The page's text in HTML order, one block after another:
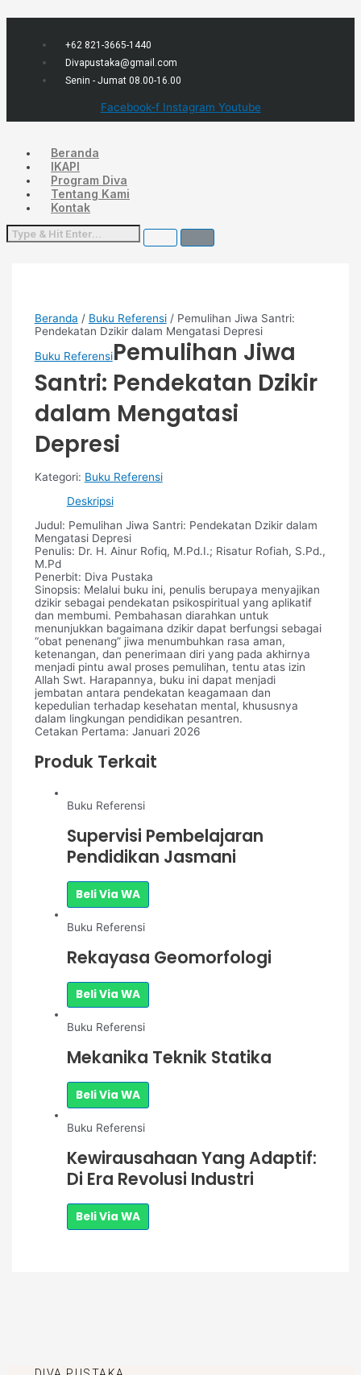
ke
+62 821-3665-1440
Divapustaka@gmail.com
Senin - Jumat 08.00-16.00
Facebook-f Instagram Youtube
Beranda
IKAPI
Program Diva
Tentang Kami
Kontak
Beranda / Buku Referensi/ Pemulihan Jiwa Santri:
Pendekatan Dzikir dalam Mengatasi Depresi
Buku ReferensiPemulihan Jiwa
Santri: Pendekatan Dzikir
dalam Mengatasi
Depresi
Kategori: Buku Referensi
Deskripsi
Judul: Pemulihan Jiwa Santri: Pendekatan Dzikir dalam
Mengatasi Depresi
Penulis: Dr. H. Ainur Rofiq, M.Pd.I.; Risatur Rofiah, S.Pd.,
M.Pd
Penerbit: Diva Pustaka
Sinopsis: Melalui buku ini, penulis berupaya menyajikan
dzikir sebagai pendekatan psikospiritual yang aplikatif
dan membumi. Pembahasan diarahkan untuk
menunjukkan bagaimana dzikir dapat berfungsi sebagai
“obat penenang” jiwa menumbuhkan rasa aman,
ketenangan, dan penerimaan diri yang pada akhirnya
menjadi pintu awal proses pemulihan, tentu atas izin
Allah Swt. Harapannya, buku ini dapat menjadi
jembatan antara pendekatan keagamaan dan
kepedulian terhadap kesehatan mental, khususnya
dalam lingkungan pendidikan pesantren.
Cetakan Pertama: Januari 2026
Produk Terkait
Buku Referensi
Supervisi Pembelajaran
Pendidikan Jasmani
Beli Via WA
Buku Referensi
Rekayasa Geomorfologi
Beli Via WA
Buku Referensi
Mekanika Teknik Statika
Beli Via WA
Buku Referensi
Kewirausahaan Yang Adaptif:
Di Era Revolusi Industri
Beli Via WA